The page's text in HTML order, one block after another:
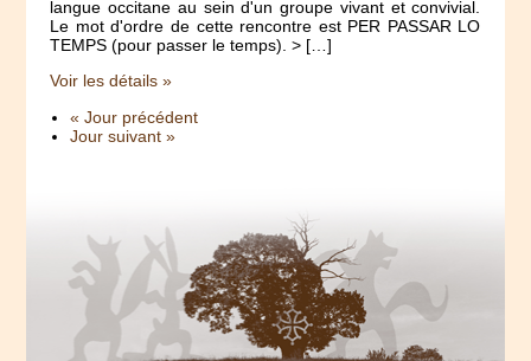
langue occitane au sein d'un groupe vivant et convivial.
Le mot d'ordre de cette rencontre est PER PASSAR LO
TEMPS (pour passer le temps). > […]
Voir les détails »
« Jour précédent
Jour suivant »